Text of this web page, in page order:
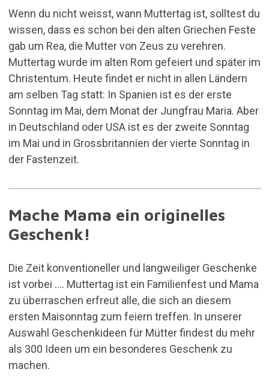
Wenn du nicht weisst, wann Muttertag ist, solltest du
wissen, dass es schon bei den alten Griechen Feste
gab um Rea, die Mutter von Zeus zu verehren.
Muttertag wurde im alten Rom gefeiert und später im
Christentum. Heute findet er nicht in allen Ländern
am selben Tag statt: In Spanien ist es der erste
Sonntag im Mai, dem Monat der Jungfrau Maria. Aber
in Deutschland oder USA ist es der zweite Sonntag
im Mai und in Grossbritannien der vierte Sonntag in
der Fastenzeit.
Mache Mama ein originelles
Geschenk!
Die Zeit konventioneller und langweiliger Geschenke
ist vorbei …. Muttertag ist ein Familienfest und Mama
zu überraschen erfreut alle, die sich an diesem
ersten Maisonntag zum feiern treffen. In unserer
Auswahl Geschenkideen für Mütterfindest du mehr
als 300 Ideen um ein besonderes Geschenk zu
machen.